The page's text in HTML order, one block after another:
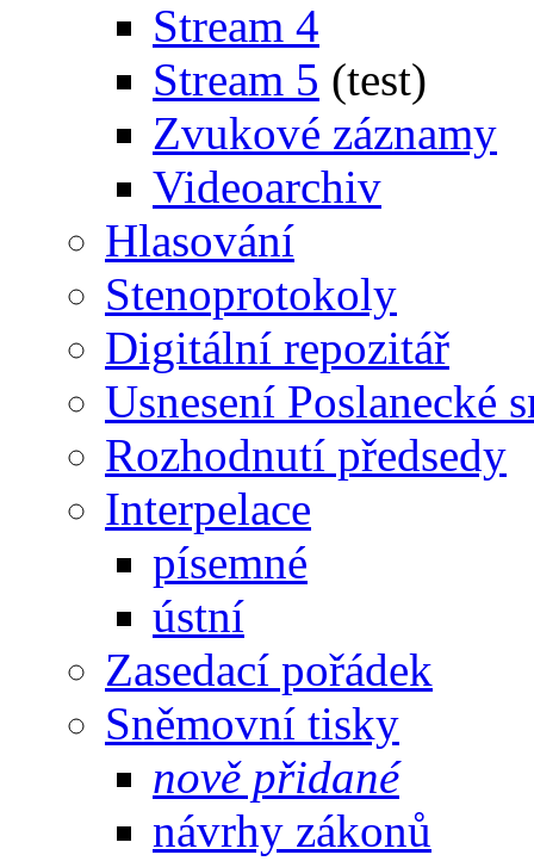
Stream 4
Stream 5 (test)
Zvukové záznamy
Videoarchiv
Hlasování
Stenoprotokoly
Digitální repozitář
Usnesení Poslanecké
Rozhodnutí předsedy
Interpelace
písemné
ústní
Zasedací pořádek
Sněmovní tisky
nově přidané
návrhy zákonů